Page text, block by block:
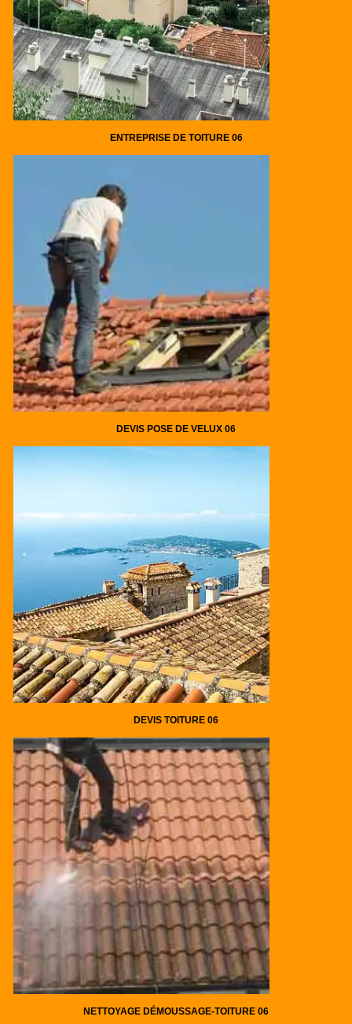
ENTREPRISE DE TOITURE 06
DEVIS POSE DE VELUX 06
DEVIS TOITURE 06
NETTOYAGE DÉMOUSSAGE-TOITURE 06